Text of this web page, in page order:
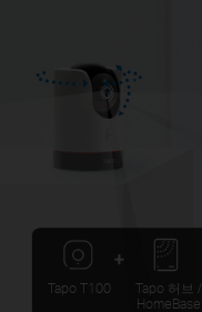
Tapo T100
Tapo 허브 /
HomeBase